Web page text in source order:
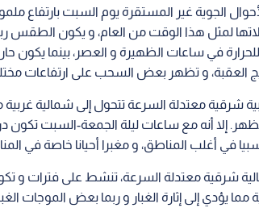
الجوية غير المستقرة يوم السبت بارتفاع
لمثل هذا الوقت من العام، و يكون الطقس
في ساعات الظهيرة و العصر، بينما يكون
العقبة، و تظهر بعض السحب على ارتفاعات
شرقية معتدلة السرعة تتحول إلى شمالية
إلا أنه مع ساعات ليلة الجمعة-السبت تكون
في أغلب المناطق، و مغبرا أحيانا خاصة في
شرقية معتدلة السرعة، تنشط على فترات و
يؤدي إلى إثارة الغبار و ربما بعض الموجات